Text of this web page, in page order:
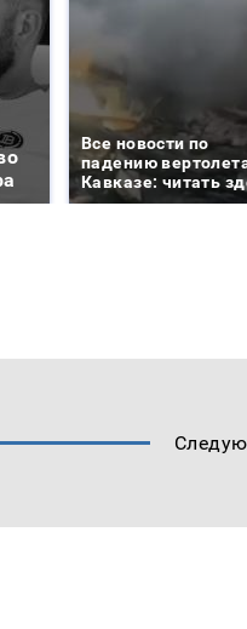
Все новости по
падению
Кавказе: читать